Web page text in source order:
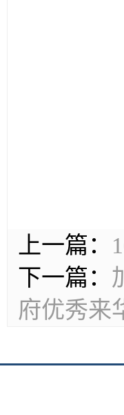
上一篇：
下一篇：
府优秀来